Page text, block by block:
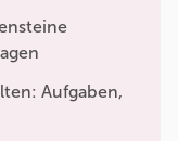
Aufgaben,